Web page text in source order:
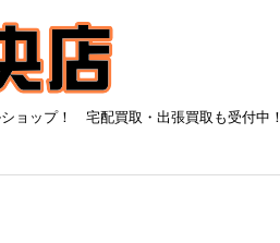
ョップ！ 宅配買取・出張買取も受付中！